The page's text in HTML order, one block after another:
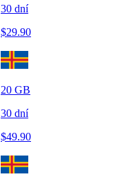
30 dní
$29.90
20 GB
30 dní
$49.90